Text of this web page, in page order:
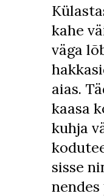
kahe
väga
aias.
kaasa
kuhja
sisse